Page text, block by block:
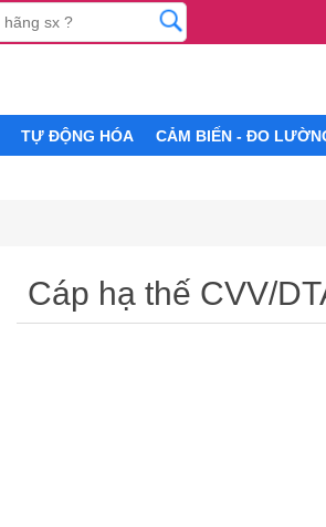
TỰ ĐỘNG HÓA CẢM BIẾN - ĐO
Cáp hạ thế CVV/